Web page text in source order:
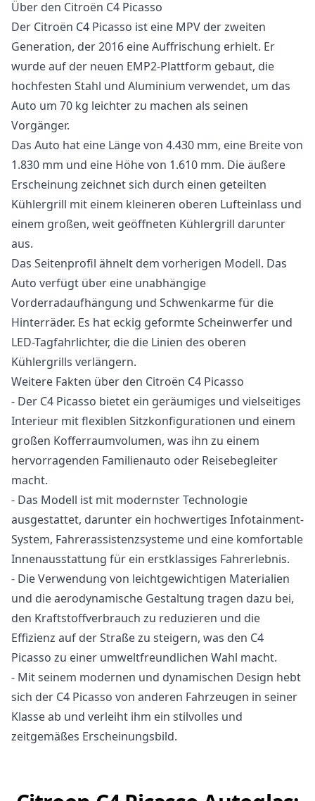
Über den Citroën C4 Picasso
Der Citroën C4 Picasso ist eine MPV der zweiten
Generation, der 2016 eine Auffrischung erhielt. Er
wurde auf der neuen EMP2-Plattform gebaut, die
hochfesten Stahl und Aluminium verwendet, um das
Auto um 70 kg leichter zu machen als seinen
Vorgänger.
Das Auto hat eine Länge von 4.430 mm, eine Breite von
1.830 mm und eine Höhe von 1.610 mm. Die äußere
Erscheinung zeichnet sich durch einen geteilten
Kühlergrill mit einem kleineren oberen Lufteinlass und
einem großen, weit geöffneten Kühlergrill darunter
aus.
Das Seitenprofil ähnelt dem vorherigen Modell. Das
Auto verfügt über eine unabhängige
Vorderradaufhängung und Schwenkarme für die
Hinterräder. Es hat eckig geformte Scheinwerfer und
LED-Tagfahrlichter, die die Linien des oberen
Kühlergrills verlängern.
Weitere Fakten über den Citroën C4 Picasso
- Der C4 Picasso bietet ein geräumiges und vielseitiges
Interieur mit flexiblen Sitzkonfigurationen und einem
großen Kofferraumvolumen, was ihn zu einem
hervorragenden Familienauto oder Reisebegleiter
macht.
- Das Modell ist mit modernster Technologie
ausgestattet, darunter ein hochwertiges Infotainment-
System, Fahrerassistenzsysteme und eine komfortable
Innenausstattung für ein erstklassiges Fahrerlebnis.
- Die Verwendung von leichtgewichtigen Materialien
und die aerodynamische Gestaltung tragen dazu bei,
den Kraftstoffverbrauch zu reduzieren und die
Effizienz auf der Straße zu steigern, was den C4
Picasso zu einer umweltfreundlichen Wahl macht.
- Mit seinem modernen und dynamischen Design hebt
sich der C4 Picasso von anderen Fahrzeugen in seiner
Klasse ab und verleiht ihm ein stilvolles und
zeitgemäßes Erscheinungsbild.